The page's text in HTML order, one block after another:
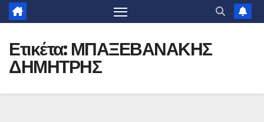
Ετικέτα: ΜΠΑΞΕΒΑΝΑΚΗΣ
ΔΗΜΗΤΡΗΣ